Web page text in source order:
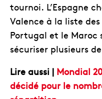
tournoi. L’Espagne
Valence à la liste
Portugal et le
sécuriser plusieurs
Lire aussi | Mondial
décidé pour le